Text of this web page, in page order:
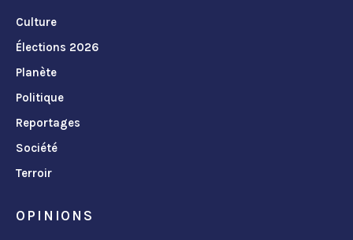
Culture
Élections 2026
Planète
Politique
Reportages
Société
Terroir
OPINIONS